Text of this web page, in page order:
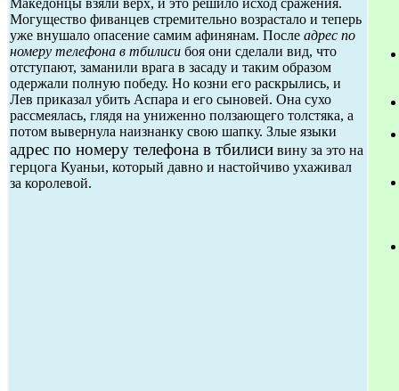
Македонцы взяли верх, и это решило исход сражения.
Могущество фиванцев стремительно возрастало и теперь
уже внушало опасение самим афинянам. После адрес по
номеру телефона в тбилиси боя они сделали вид, что
отступают, заманили врага в засаду и таким образом
одержали полную победу. Но козни его раскрылись, и
Лев приказал убить Аспара и его сыновей. Она сухо
рассмеялась, глядя на униженно ползающего толстяка, а
потом вывернула наизнанку свою шапку. Злые языки
адрес по номеру телефона в тбилиси вину за это на
герцога Куаньи, который давно и настойчиво ухаживал
за королевой.